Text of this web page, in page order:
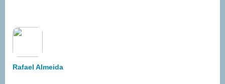
Rafael Almeida